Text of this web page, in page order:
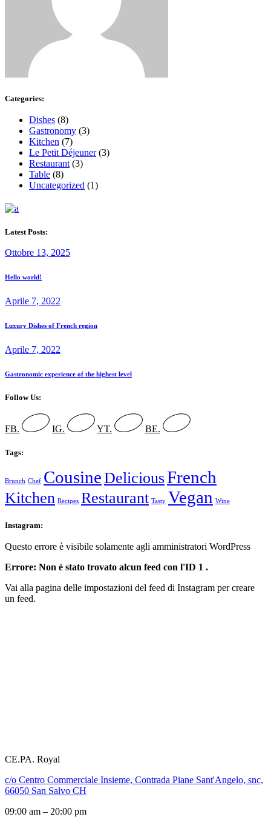
Categories:
Dishes (8)
Gastronomy (3)
Kitchen (7)
Le Petit Déjeuner(3)
Restaurant (3)
Table (8)
Uncategorized (1)
Latest Posts:
Ottobre 13, 2025
Hello world!
Aprile 7, 2022
Luxury Dishes of French region
Aprile 7, 2022
Gastronomic experience of the highest level
Follow Us:
FB. IG. YT. BE.
Tags:
Brunch Chef CousineDeliciousFrench
Kitchen Recipes Restaurant Tasty Vegan Wine
Instagram:
Questo errore è visibile solamente agli amministratori WordPress
Errore: Non è stato trovato alcun feed con l'ID 1 .
Vai alla pagina delle impostazioni del feed di Instagram per creare
un feed.
CE.PA. Royal
c/o Centro Commerciale Insieme, Contrada Piane Sant'Angelo, snc,
66050 San Salvo CH
09:00 am – 20:00 pm